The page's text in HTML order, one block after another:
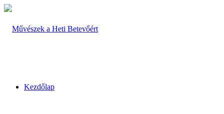
Kezdőlap